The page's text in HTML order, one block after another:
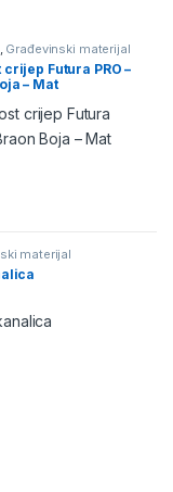
Građevinski materijal
Futura PRO –
– Mat
materijal